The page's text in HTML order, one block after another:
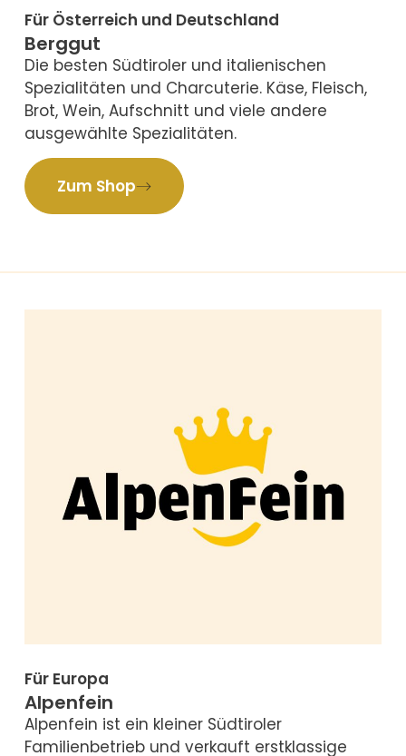
Für Österreich und Deutschland
Berggut
Die besten Südtiroler und italienischen
Spezialitäten und Charcuterie. Käse, Fleisch,
Brot, Wein, Aufschnitt und viele andere
ausgewählte Spezialitäten.
Zum Shop
Für Europa
Alpenfein
Alpenfein ist ein kleiner Südtiroler
Familienbetrieb und verkauft erstklassige